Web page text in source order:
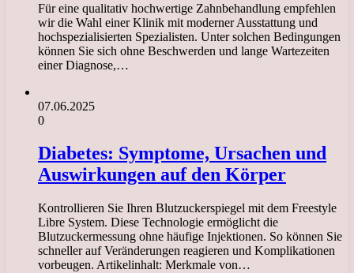
Für eine qualitativ hochwertige Zahnbehandlung empfehlen
wir die Wahl einer Klinik mit moderner Ausstattung und
hochspezialisierten Spezialisten. Unter solchen Bedingungen
können Sie sich ohne Beschwerden und lange Wartezeiten
einer Diagnose,…
07.06.2025
0
Diabetes: Symptome, Ursachen und
Auswirkungen auf den Körper
Kontrollieren Sie Ihren Blutzuckerspiegel mit dem Freestyle
Libre System. Diese Technologie ermöglicht die
Blutzuckermessung ohne häufige Injektionen. So können Sie
schneller auf Veränderungen reagieren und Komplikationen
vorbeugen. Artikelinhalt: Merkmale von…